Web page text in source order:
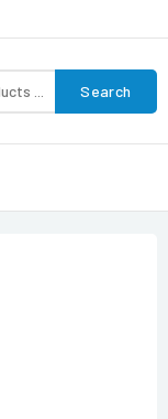
Search